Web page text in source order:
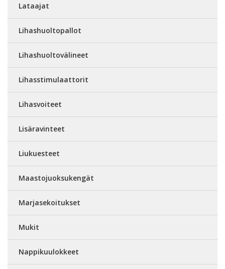
Lataajat
Lihashuoltopallot
Lihashuoltovälineet
Lihasstimulaattorit
Lihasvoiteet
Lisäravinteet
Liukuesteet
Maastojuoksukengät
Marjasekoitukset
Mukit
Nappikuulokkeet